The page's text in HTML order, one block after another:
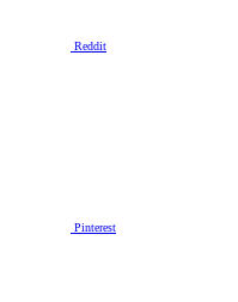
Reddit
Pinterest